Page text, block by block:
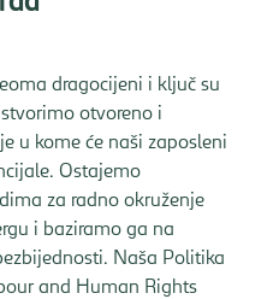
dragocijeni i ključ su
otvoreno i
u kome će naši zaposleni
Ostajemo
za radno okruženje
i baziramo ga na
Naša Politika
and Human Rights